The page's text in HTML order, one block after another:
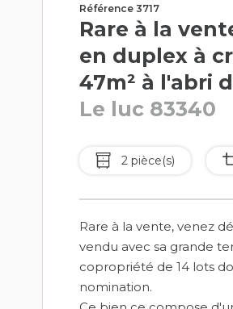
Référence 3717
Rare à la
en duplex à
47m² à l'abri
Le luc 83340
2 pièce(s)
Rare à la vente, venez
vendu avec sa grande
copropriété de 14 lots
nomination.